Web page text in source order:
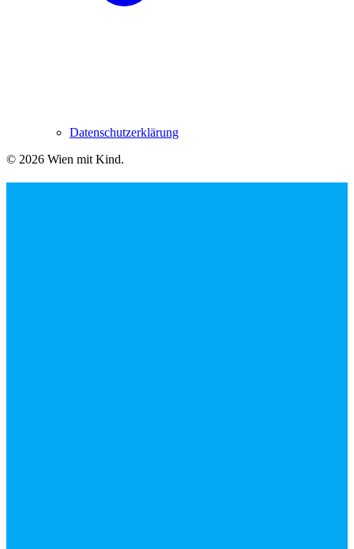
Datenschutzerklärung
© 2026 Wien mit Kind.